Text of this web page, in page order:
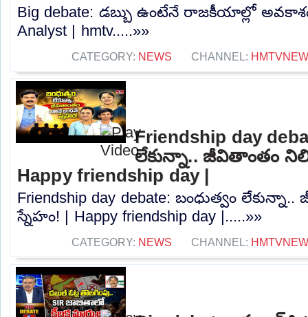
Big debate: డబ్బు ఉంటేనే రాజకీయాల్లో
Analyst | hmtv.....»»
CATEGORY: NEWS CHANNEL:
Friendship day
లేకున్నా.. జీవితాంతం
Happy friendship day |
Friendship day debate: బంధుత్వం
స్నేహం! | Happy friendship day |.....»»
CATEGORY: NEWS CHANNEL: